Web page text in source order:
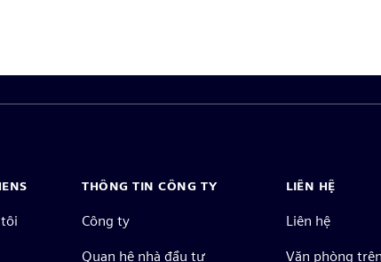
THÔNG TIN CÔNG TY
Công ty
Quan hệ nhà đầu tư
LIÊN HỆ
Liên hệ
Văn phòng